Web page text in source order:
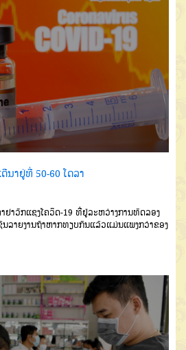
ນາຢູ່ທີ່ 50-60 ໂດລາ
ຢາວັກແຊງໂຄວິດ-19 ທີ່ຢູ່ລະຫວ່າງການທົດລອງ
ນລາຍງານຖ້າຫາກທຽບກັນແລ້ວແມ່ນແພງກວ່າຂອງ